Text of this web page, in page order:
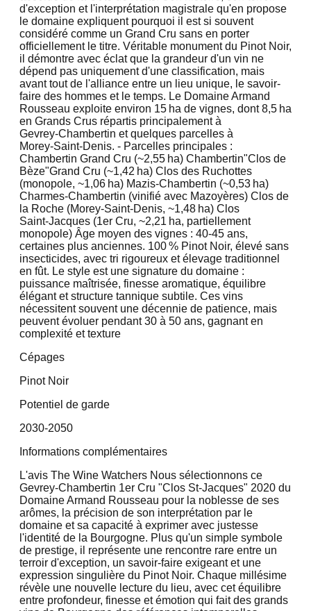
d'exception et l'interprétation magistrale qu'en propose
le domaine expliquent pourquoi il est si souvent
considéré comme un Grand Cru sans en porter
officiellement le titre. Véritable monument du Pinot Noir,
il démontre avec éclat que la grandeur d'un vin ne
dépend pas uniquement d'une classification, mais
avant tout de l'alliance entre un lieu unique, le savoir-
faire des hommes et le temps. Le Domaine Armand
Rousseau exploite environ 15 ha de vignes, dont 8,5 ha
en Grands Crus répartis principalement à
Gevrey‑Chambertin et quelques parcelles à
Morey‑Saint‑Denis. - Parcelles principales :
Chambertin Grand Cru (~2,55 ha) Chambertin"Clos de
Bèze"Grand Cru (~1,42 ha) Clos des Ruchottes
(monopole, ~1,06 ha) Mazis‑Chambertin (~0,53 ha)
Charmes‑Chambertin (vinifié avec Mazoyères) Clos de
la Roche (Morey‑Saint‑Denis, ~1,48 ha) Clos
Saint‑Jacques (1er Cru, ~2,21 ha, partiellement
monopole) Âge moyen des vignes : 40‑45 ans,
certaines plus anciennes. 100 % Pinot Noir, élevé sans
insecticides, avec tri rigoureux et élevage traditionnel
en fût. Le style est une signature du domaine :
puissance maîtrisée, finesse aromatique, équilibre
élégant et structure tannique subtile. Ces vins
nécessitent souvent une décennie de patience, mais
peuvent évoluer pendant 30 à 50 ans, gagnant en
complexité et texture
Cépages
Pinot Noir
Potentiel de garde
2030-2050
Informations complémentaires
L'avis The Wine Watchers Nous sélectionnons ce
Gevrey-Chambertin 1er Cru "Clos St-Jacques" 2020 du
Domaine Armand Rousseau pour la noblesse de ses
arômes, la précision de son interprétation par le
domaine et sa capacité à exprimer avec justesse
l'identité de la Bourgogne. Plus qu'un simple symbole
de prestige, il représente une rencontre rare entre un
terroir d'exception, un savoir-faire exigeant et une
expression singulière du Pinot Noir. Chaque millésime
révèle une nouvelle lecture du lieu, avec cet équilibre
entre profondeur, finesse et émotion qui fait des grands